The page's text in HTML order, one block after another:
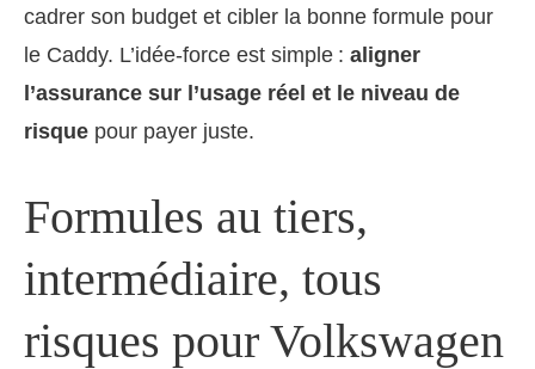
cadrer son budget et cibler la bonne formule pour
le Caddy. L’idée-force est simple : aligner
l’assurance sur l’usage réel et le niveau de
risque pour payer juste.
Formules au tiers,
intermédiaire, tous
risques pour Volkswagen